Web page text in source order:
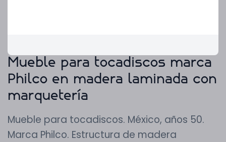
Mueble para tocadiscos marca
Philco en madera laminada con
marquetería
Mueble para tocadiscos. México, años 50.
Marca Philco. Estructura de madera